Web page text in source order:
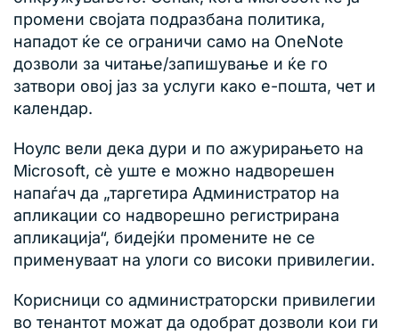
промени својата подразбана политика,
нападот ќе се ограничи само на OneNote
дозволи за читање/запишување и ќе го
затвори овој јаз за услуги како е-пошта, чет и
календар.
Ноулс вели дека дури и по ажурирањето на
Microsoft, сè уште е можно надворешен
напаѓач да „таргетира Администратор на
апликации со надворешно регистрирана
апликација“, бидејќи промените не се
применуваат на улоги со високи привилегии.
Корисници со администраторски привилегии
во тенантот можат да одобрaт дозволи кои ги